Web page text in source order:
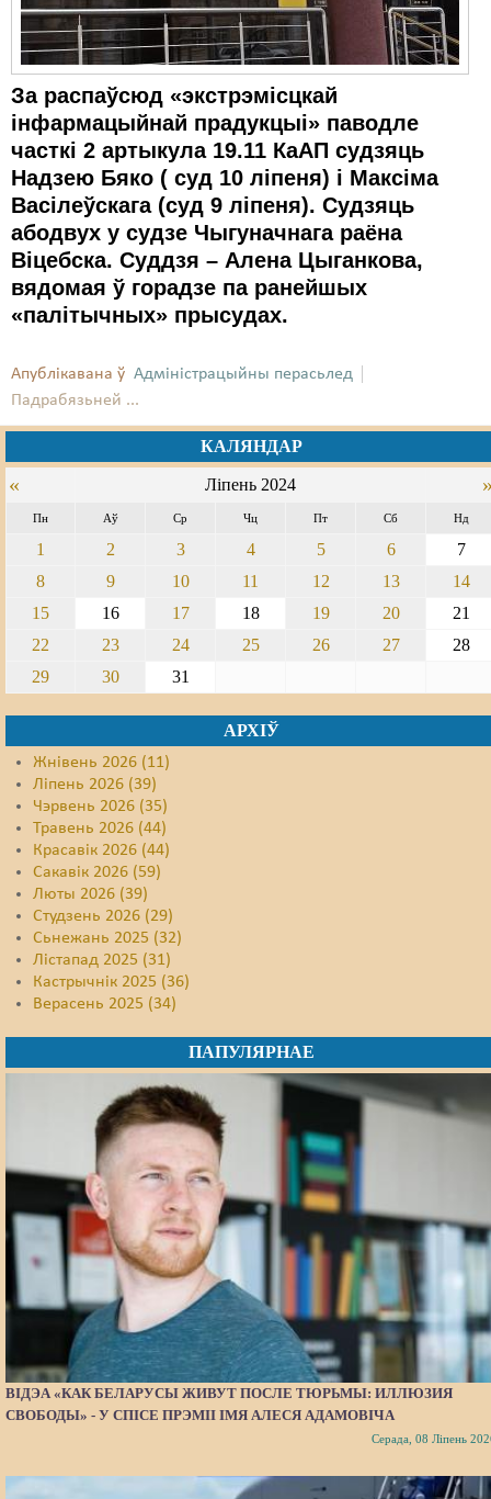
За распаўсюд «экстрэмісцкай
інфармацыйнай прадукцыі» паводле
часткі 2 артыкула 19.11 КаАП судзяць
Надзею Бяко ( суд 10 ліпеня) і Максіма
Васілеўскага (суд 9 ліпеня). Судзяць
абодвух у судзе Чыгуначнага раёна
Віцебска. Суддзя – Алена Цыганкова,
вядомая ў горадзе па ранейшых
«палітычных» прысудах.
Апублікавана ў Адміністрацыйны перасьлед
Падрабязьней ...
КАЛЯНДАР
« Ліпень 2024
Пн Аў Ср Чц Пт Сб Нд
1 2 3 4 5 6
7
8
9 10 11 12 13
14
15
16 17 18 19 20
21
22
23 24 25 26 27
28
29
30 31
АРХІЎ
Жнівень 2026 (11)
Ліпень 2026 (39)
Чэрвень 2026 (35)
Травень 2026 (44)
Красавік 2026 (44)
Сакавік 2026 (59)
Люты 2026 (39)
Студзень 2026 (29)
Сьнежань 2025 (32)
Лістапад 2025 (31)
Кастрычнік 2025 (36)
Верасень 2025 (34)
ПАПУЛЯРНАЕ
ВІДЭА «КАК БЕЛАРУСЫ ЖИВУТ ПОСЛЕ ТЮРЬМЫ: ИЛЛЮЗИЯ
СВОБОДЫ» - У СПІСЕ ПРЭМІІ ІМЯ АЛЕСЯ АДАМОВІЧА
Серада, 08 Ліпень